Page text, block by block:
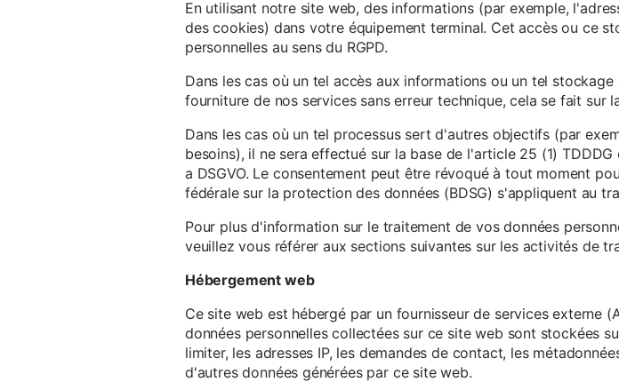
En utilisant notre site web, des informations (par exemple,
des cookies) dans votre équipement terminal. Cet accès ou ce
personnelles au sens du RGPD.
Dans les cas où un tel accès aux informations ou un tel
fourniture de nos services sans erreur technique, cela se fait sur
Dans les cas où un tel processus sert d'autres objectifs (par
besoins), il ne sera effectué sur la base de l'article 25 (1)
a DSGVO. Le consentement peut être révoqué à tout moment
fédérale sur la protection des données (BDSG) s'appliquent au
Pour plus d'information sur le traitement de vos données
veuillez vous référer aux sections suivantes sur les activités de
Hébergement web
Ce site web est hébergé par un fournisseur de services externe
données personnelles collectées sur ce site web sont stockées
limiter, les adresses IP, les demandes de contact, les
d'autres données générées par ce site web.